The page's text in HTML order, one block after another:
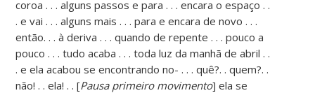
coroa . . . alguns passos e para . . . encara o espaço . .
. e vai . . . alguns mais . . . para e encara de novo . . .
então. . . à deriva . . . quando de repente . . . pouco a
pouco . . . tudo acaba . . . toda luz da manhã de abril . .
. e ela acabou se encontrando no- . . . quê?. . quem?. .
não! . . ela! . . [Pausa primeiro movimento] ela se